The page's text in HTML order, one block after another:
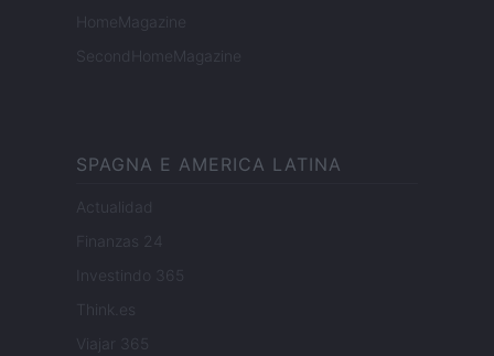
HomeMagazine
SecondHomeMagazine
SPAGNA E AMERICA LATINA
Actualidad
Finanzas 24
Investindo 365
Think.es
Viajar 365